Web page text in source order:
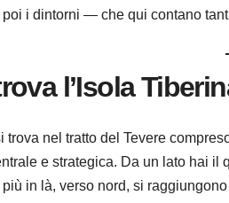
poi i dintorni — che qui contano
l’Isola
trova nel tratto del Tevere
e strategica. Da un lato hai il
in là, verso nord, si